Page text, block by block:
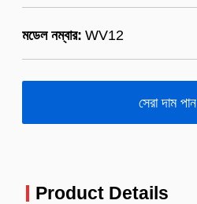
মডেল নম্বার: WV12
সেরা দাম পান
Product Details